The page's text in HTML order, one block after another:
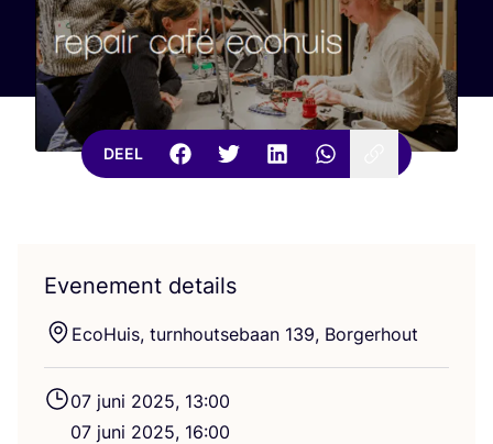
DEEL
Evenement details
Eco­Huis, turn­hout­se­baan 139, Borgerhout
07 juni 2025, 13:00
07 juni 2025, 16:00